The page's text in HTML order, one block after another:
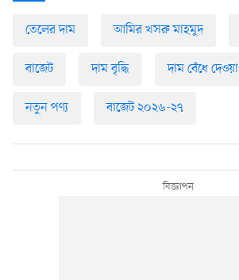
তেলের দাম আমির খসরু মাহমুদ
বাজেট দাম বৃদ্ধি দাম বেঁধে দেওয়া
নতুন পণ্য বাজেট ২০২৬-২৭